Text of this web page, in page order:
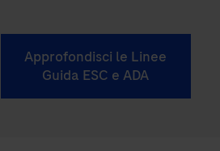
Approfondisci le Linee
Guida ESC e ADA